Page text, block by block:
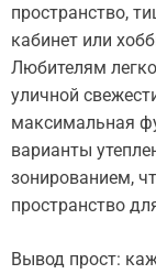
пространство,
кабинет или
Любителям
уличной
максимальная
варианты
зонированием,
пространство
Вывод прост: